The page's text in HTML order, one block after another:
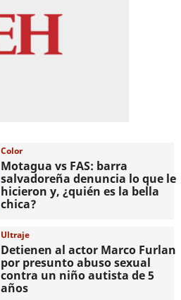
Color
Motagua vs FAS: barra
salvadoreña denuncia lo que le
hicieron y, ¿quién es la bella
chica?
Ultraje
Detienen al actor Marco Furlan
por presunto abuso sexual
contra un niño autista de 5
años